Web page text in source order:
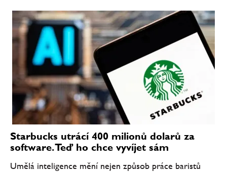
Starbucks utrácí 400 milionů dolarů za
software. Teď ho chce vyvíjet sám
Umělá inteligence mění nejen způsob práce baristů